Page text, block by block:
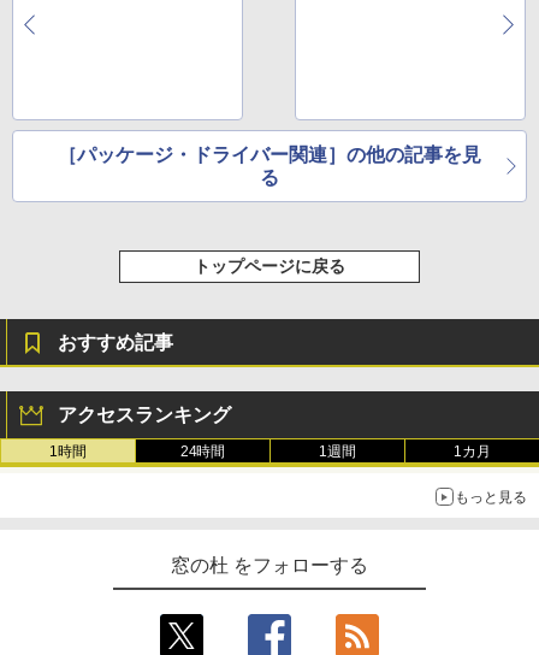
［パッケージ・ドライバー関連］の他の記事を見
る
トップページに戻る
おすすめ記事
アクセスランキング
1時間 24時間 1週間 1カ月
もっと見る
窓の杜 をフォローする